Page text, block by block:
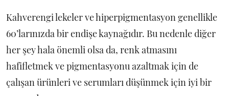
Kahverengi lekeler ve hiperpigmentasyon genellikle
60’larınızda bir endişe kaynağıdır. Bu nedenle diğer
her şey hala önemli olsa da, renk atmasını
hafifletmek ve pigmentasyonu azaltmak için de
çalışan ürünleri ve serumları düşünmek için iyi bir